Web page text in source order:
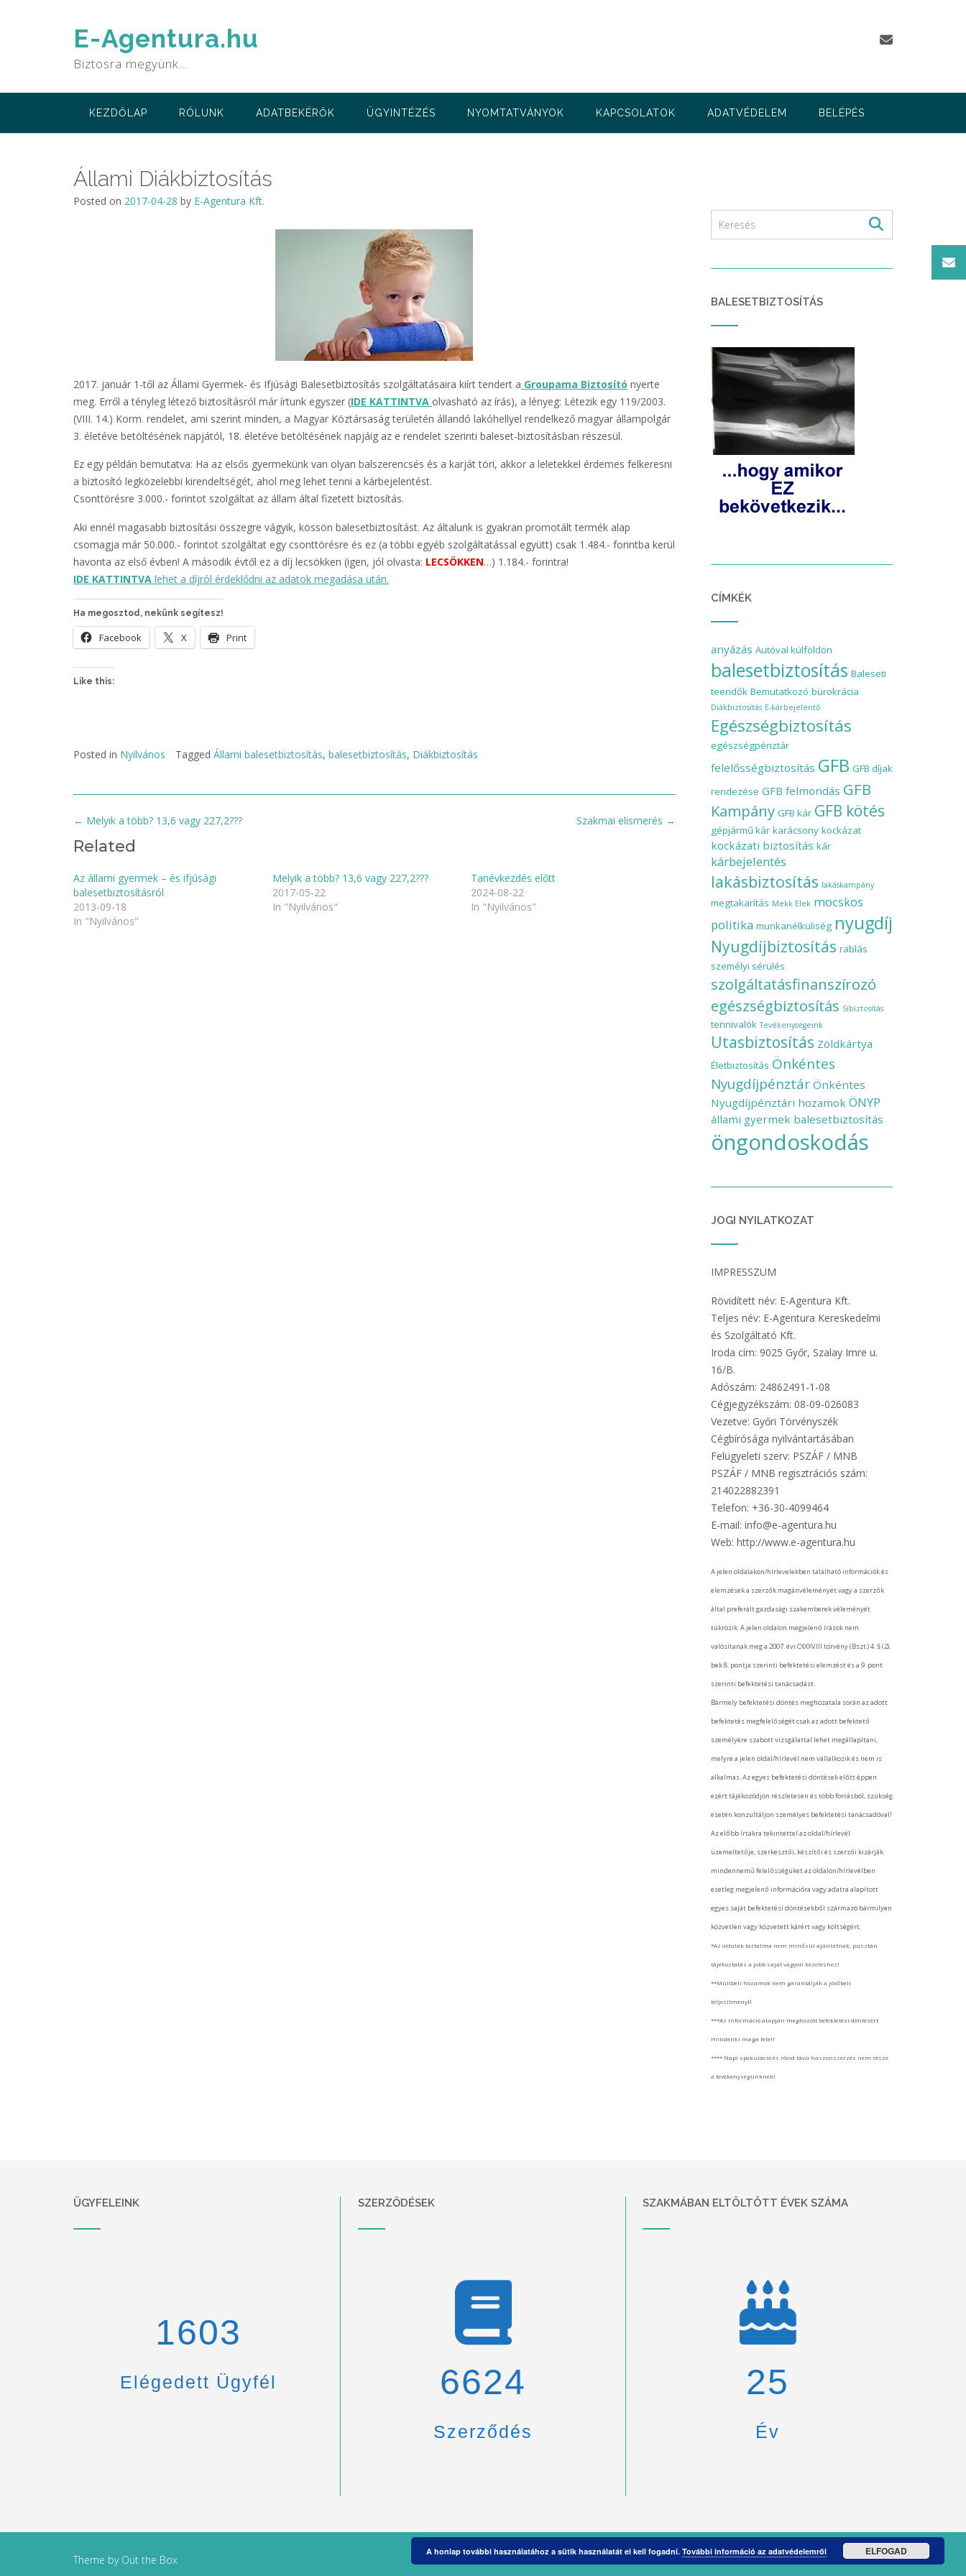
E-Agentura.hu
Biztosra megyünk…
KEZDŐLAP RÓLUNK ADATBEKÉRŐK ÜGYINTÉZÉS NYOMTATVÁNYOK KAPCSOLATOK ADATVÉDELEM BELÉPÉS
Állami Diákbiztosítás
Posted on 2017-04-28 by E-Agentura Kft.
2017. január 1-től az Állami Gyermek- és Ifjúsági Balesetbiztosítás szolgáltatásaira kiírt tendert a Groupama Biztosító nyerte
meg. Erről a tényleg létező biztosításról már írtunk egyszer (IDE KATTINTVA olvasható az írás), a lényeg: Létezik egy 119/2003.
(VIII. 14.) Korm. rendelet, ami szerint minden, a Magyar Köztársaság területén állandó lakóhellyel rendelkező magyar állampolgár
3. életéve betöltésének napjától, 18. életéve betöltésének napjáig az e rendelet szerinti baleset-biztosításban részesül.
Ez egy példán bemutatva: Ha az elsős gyermekünk van olyan balszerencsés és a karját töri, akkor a leletekkel érdemes felkeresni
a biztosító legközelebbi kirendeltségét, ahol meg lehet tenni a kárbejelentést.
Csonttörésre 3.000.- forintot szolgáltat az állam által fizetett biztosítás.
Aki ennél magasabb biztosítási összegre vágyik, kössön balesetbiztosítást. Az általunk is gyakran promotált termék alap
csomagja már 50.000.- forintot szolgáltat egy csonttörésre és ez (a többi egyéb szolgáltatással együtt) csak 1.484.- forintba kerül
havonta az első évben! A második évtől ez a díj lecsökken (igen, jól olvasta: LECSÖKKEN…) 1.184.- forintra!
IDE KATTINTVA lehet a díjról érdeklődni az adatok megadása után.
Ha megosztod, nekünk segítesz!
Facebook X Print
Like this:
Posted in Nyilvános Tagged Állami balesetbiztosítás, balesetbiztosítás, Diákbiztosítás
Post
Szakmai elismerés →
← Melyik a több? 13,6 vagy 227,2???
Related
Az állami gyermek – és ifjúsági
balesetbiztosításról
2013-09-18
In "Nyilvános"
Melyik a több? 13,6 vagy 227,2???
2017-05-22
In "Nyilvános"
Tanévkezdés előtt
2024-08-22
In "Nyilvános"
BALESETBIZTOSÍTÁS
CÍMKÉK
anyázás Autóval külföldön
balesetbiztosítás Baleseti
teendők Bemutatkozó bürokrácia
Diákbiztosítás E-kárbejelentő
Egészségbiztosítás
egészségpénztár
felelősségbiztosítás GFB GFB díjak
rendezése GFB felmondás GFB
Kampány GFB kár GFB kötés
gépjármű kár karácsony kockázat
kockázati biztosítás kár
kárbejelentés
lakásbiztosítás lakáskampány
megtakarítás Mekk Elek mocskos
politika munkanélküliség nyugdíj
Nyugdíjbiztosítás rablás
személyi sérülés
szolgáltatásfinanszírozó
egészségbiztosítás Síbiztosítás
tennivalók Tevékenységeink
Utasbiztosítás Zöldkártya
Életbiztosítás Önkéntes
Nyugdíjpénztár Önkéntes
Nyugdíjpénztári hozamok ÖNYP
állami gyermek balesetbiztosítás
öngondoskodás
JOGI NYILATKOZAT
IMPRESSZUM
Rövidített név: E-Agentura Kft.
Teljes név: E-Agentura Kereskedelmi
és Szolgáltató Kft.
Iroda cím: 9025 Győr, Szalay Imre u.
16/B.
Adószám: 24862491-1-08
Cégjegyzékszám: 08-09-026083
Vezetve: Győri Törvényszék
Cégbírósága nyilvántartásában
Felügyeleti szerv: PSZÁF / MNB
PSZÁF / MNB regisztrációs szám:
214022882391
Telefon: +36-30-4099464
E-mail: info@e-agentura.hu
Web: http://www.e-agentura.hu
A jelen oldalakon/hírlevelekben található információk és
elemzések a szerzők magánvéleményét vagy a szerzők
által preferált gazdasági szakemberek véleményét
tükrözik. A jelen oldalon megjelenő írások nem
valósítanak meg a 2007. évi CXXXVIII törvény (Bszt.) 4. § (2).
bek 8. pontja szerinti befektetési elemzést és a 9. pont
szerinti befektetési tanácsadást.
Bármely befektetési döntés meghozatala során az adott
befektetés megfelelőségét csak az adott befektető
személyére szabott vizsgálattal lehet megállapítani,
melyre a jelen oldal/hírlevél nem vállalkozik és nem is
alkalmas. Az egyes befektetési döntések előtt éppen
ezért tájékozódjon részletesen és több forrásból, szükség
esetén konzultáljon személyes befektetési tanácsadóval!
Az előbb írtakra tekintettel az oldal/hírlevél
üzemeltetője, szerkesztői, készítői és szerzői kizárják
mindennemű felelősségüket az oldalon/hírlevélben
esetleg megjelenő információra vagy adatra alapított
egyes saját befektetési döntésekből származó bármilyen
közvetlen vagy közvetett kárért vagy költségért.
*Az oldalak tartalma nem minősül ajánlatnak, pusztán
tájékoztatás a jobb saját vagyon kezeléshez!
**Múltbeli hozamok nem garantálják a jövőbeli
teljesítményt!
***Az információ alapján meghozott befektetési döntésért
mindenki maga felel!
**** Napi spekuláció és rövid távú haszonszerzés nem része
a tevékenységünknek!
ÜGYFELEINK
1670
Elégedett Ügyfél
SZERZŐDÉSEK
6900
Szerződés
SZAKMÁBAN ELTÖLTÖTT ÉVEK SZÁMA
26
Év
Theme by Out the Box
A honlap további használatához a sütik használatát el kell fogadni. További információ az adatvédelemről ELFOGAD